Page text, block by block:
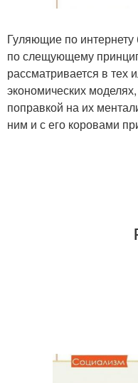
Гуляющие по интернету
по слещующему
рассматривается в тех
экономических
поправкой на их
ним и с его коровами